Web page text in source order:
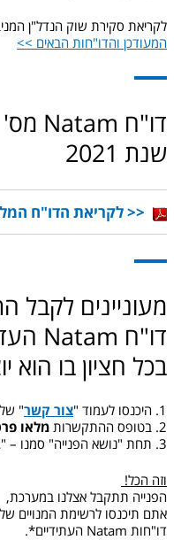
לקריאת סקירת שוק הנדל"ן
המעודכן והדו"חות הבאים >>
שנת 2021
<< לקריאת הדו"ח
מעוניינים לקבל
דו"ח Natam העדכני ביותר
בכל חציון בו הוא
1. היכנסו לעמוד " צור קשר"
2. בטופס ההתקשרות
מלאו
3. תחת "נושא הפנייה" סמנו – "
וזה הכל!
הפנייה תתקבל אצלנו במערכת,
אתם תיכנסו לרשימת המנויים
דו"חות Natam העתידיים*.